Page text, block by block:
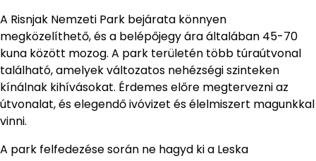
A Risnjak Nemzeti Park bejárata könnyen
megközelíthető, és a belépőjegy ára általában 45-70
kuna között mozog. A park területén több túraútvonal
található, amelyek változatos nehézségi szinteken
kínálnak kihívásokat. Érdemes előre megtervezni az
útvonalat, és elegendő ivóvizet és élelmiszert magunkkal
vinni.
A park felfedezése során ne hagyd ki a Leska